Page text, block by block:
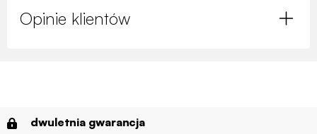
Opinie klientów
dwuletnia gwarancja